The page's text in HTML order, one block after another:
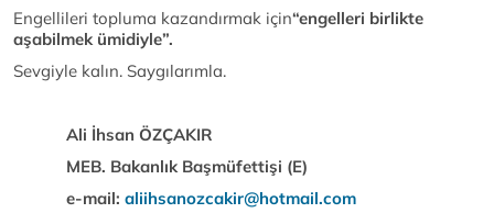
Engellileri topluma kazandırmak için“engelleri birlikte
aşabilmek ümidiyle”.
Sevgiyle kalın. Saygılarımla.
Ali İhsan ÖZÇAKIR
MEB. Bakanlık Başmüfettişi (E)
e-mail: aliihsanozcakir@hotmail.com